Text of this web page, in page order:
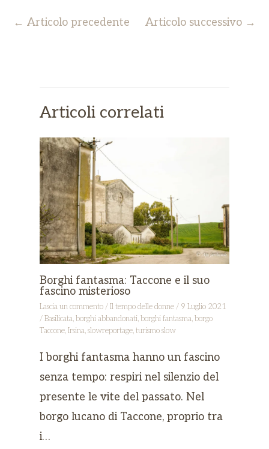
← Articolo precedente Articolo successivo →
Articoli correlati
Borghi fantasma: Taccone e il suo
fascino misterioso
Lascia un commento /Il tempo delle donne/ 9 Luglio 2021
/Basilicata,borghi abbandonati,borghi fantasma,borgo
Taccone,Irsina,slowreportage,turismo slow
I borghi fantasma hanno un fascino
senza tempo: respiri nel silenzio del
presente le vite del passato. Nel
borgo lucano di Taccone, proprio tra
i…